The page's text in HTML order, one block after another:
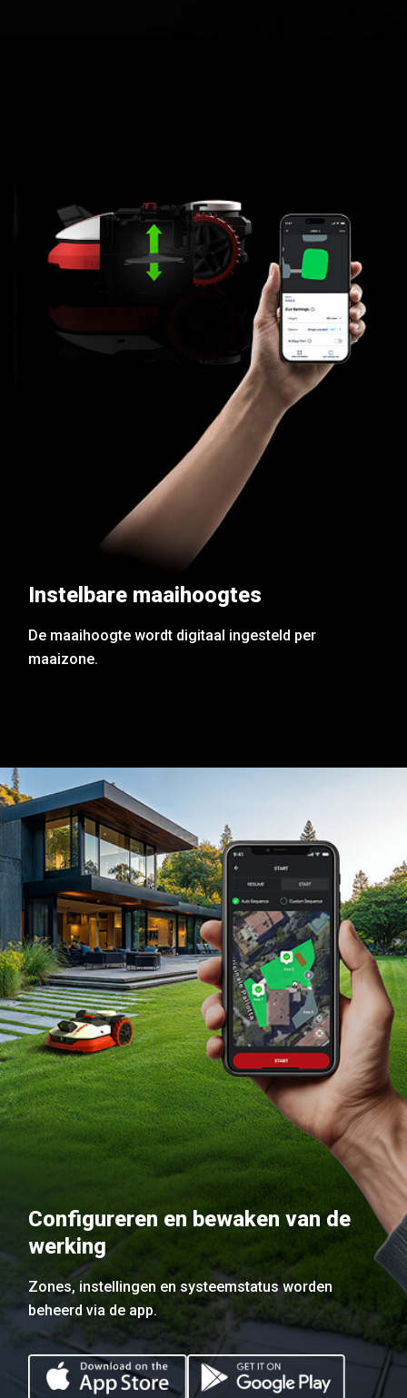
Instelbare maaihoogtes
De maaihoogte wordt digitaal ingesteld per
maaizone.
Configureren en bewaken van de
werking
Zones, instellingen en systeemstatus worden
beheerd via de app.